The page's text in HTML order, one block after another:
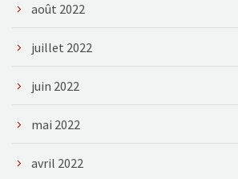
août 2022
juillet 2022
juin 2022
mai 2022
avril 2022